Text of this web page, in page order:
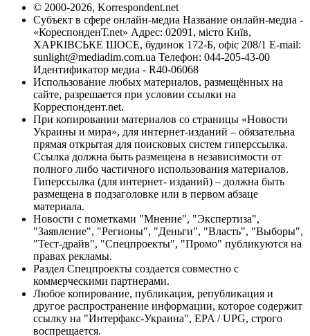
© 2000-2026, Korrespondent.net
Субъект в сфере онлайн-медиа Название онлайн-медиа -
«КореспонденТ.net» Адрес: 02091, місто Київ,
ХАРКІВСЬКЕ ШОСЕ, будинок 172-Б, офіс 208/1 E-mail:
sunlight@mediadim.com.ua Телефон: 044-205-43-00
Идентификатор медиа - R40-06068
Использование любых материалов, размещённых на
сайте, разрешается при условии ссылки на
Корреспондент.net.
При копировании материалов со страницы «Новости
Украины и мира», для интернет-изданий – обязательна
прямая открытая для поисковых систем гиперссылка.
Ссылка должна быть размещена в независимости от
полного либо частичного использования материалов.
Гиперссылка (для интернет- изданий) – должна быть
размещена в подзаголовке или в первом абзаце
материала.
Новости с пометками "Мнение", "Экспертиза",
"Заявление", "Регионы", "Деньги", "Власть", "Выборы",
"Тест-драйв", "Спецпроекты", "Промо" публикуются на
правах рекламы.
Раздел Спецпроекты создается совместно с
коммерческими партнерами.
Любое копирование, публикация, републикация и
другое распространение информации, которое содержит
ссылку на "Интерфакс-Украина", EPA / UPG, строго
воспрещается.